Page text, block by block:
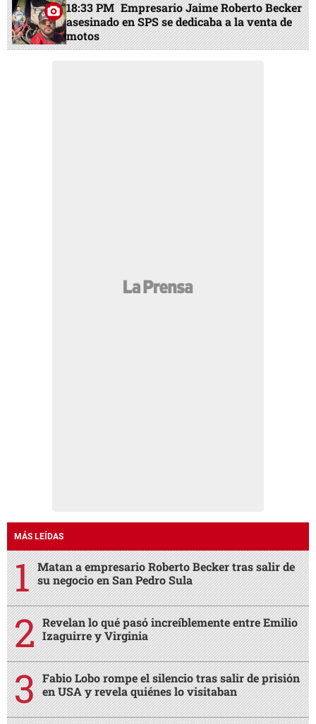
18:33 PM Empresario Jaime Roberto Becker
asesinado en SPS se dedicaba a la venta de
motos
MÁS LEÍDAS
Matan a empresario Roberto Becker tras salir de
su negocio en San Pedro Sula
Revelan lo qué pasó increíblemente entre Emilio
Izaguirre y Virginia
Fabio Lobo rompe el silencio tras salir de prisión
en USA y revela quiénes lo visitaban